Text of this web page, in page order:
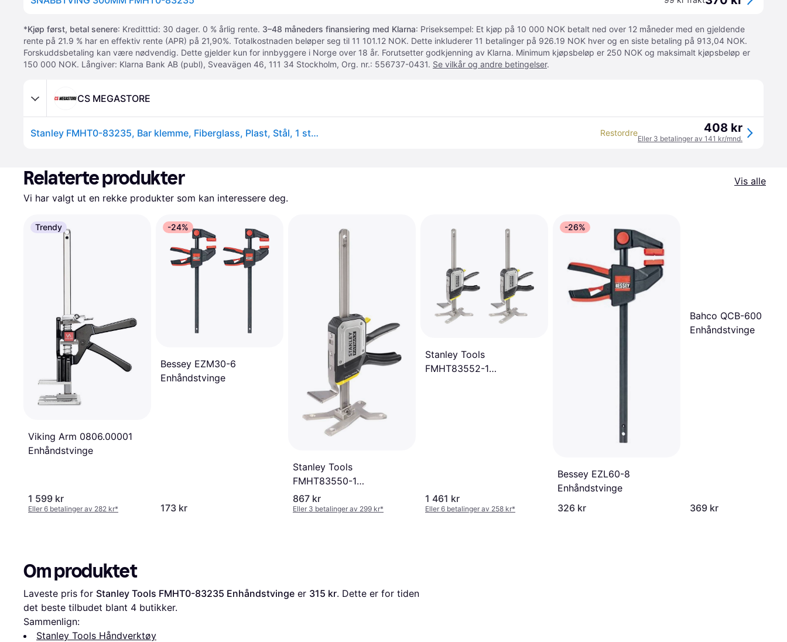
*Kjøp først, betal senere: Kreditttid: 30 dager. 0 % årlig rente. 3–48 måneders finansiering med Klarna: Priseksempel: Et kjøp på 10 000 NOK betalt ned over 12 måneder med en gjeldende
rente på 21.9 % har en effektiv rente (APR) på 21,90%. Totalkostnaden beløper seg til 11 101.12 NOK. Dette inkluderer 11 betalinger på 926.19 NOK hver og en siste betaling på 913,04 NOK.
Forskuddsbetaling kan være nødvendig. Dette gjelder kun for innbyggere i Norge over 18 år. Forutsetter godkjenning av Klarna. Minimum kjøpsbeløp er 250 NOK og maksimalt kjøpsbeløp er
150 000 NOK. Långiver: Klarna Bank AB (publ), Sveavägen 46, 111 34 Stockholm, Org. nr.: 556737-0431. Se vilkår og andre betingelser.
CS MEGASTORE
Stanley FMHT0-83235, Bar klemme, Fiberglass, Plast, Stål, 1 stykker, 48 cm Restordre 408 kr
Eller 3 betalinger av 141 kr/mnd.
Relaterte produkter
Vis alle
Vi har valgt ut en rekke produkter som kan interessere deg.
Trendy
Viking Arm 0806.00001
Enhåndstvinge
1 599 kr
Eller 6 betalinger av 282 kr*
-24%
Bessey EZM30-6
Enhåndstvinge
173 kr
Stanley Tools
FMHT83550-1
Enhåndstvinge
867 kr
Eller 3 betalinger av 299 kr*
Stanley Tools
FMHT83552-1
1 461 kr
Eller 6 betalinger av 258 kr*
-26%
Bessey EZL60-8
Enhåndstvinge
326 kr
Bahco QCB-600
Enhåndstvinge
369 kr
Om produktet
Laveste pris for Stanley Tools FMHT0-83235 Enhåndstvinge er 315 kr. Dette er for tiden
det beste tilbudet blant 4 butikker.
Sammenlign:
Stanley Tools Håndverktøy